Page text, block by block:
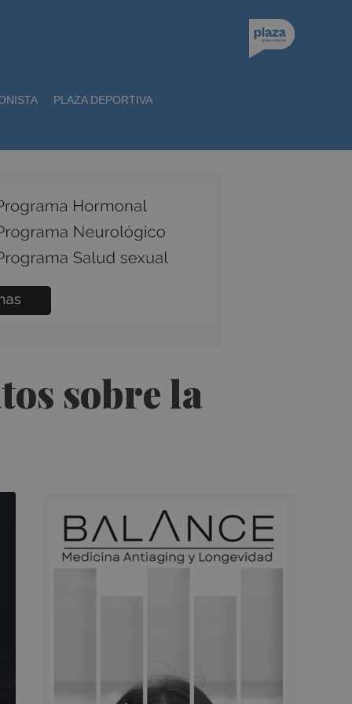
PLAZA DEPORTIVA
sobre la